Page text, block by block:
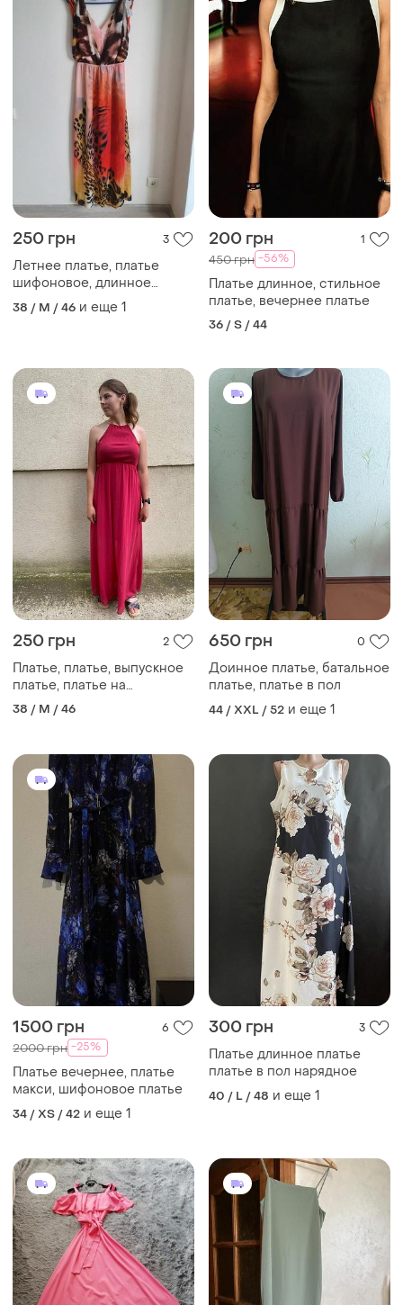
250 грн 3
Летнее платье, платье
шифоновое, длинное
платье
38 / M / 46 и еще 1
200 грн 1
450 грн -56%
Платье длинное, стильное
платье, вечернее платье
36 / S / 44
250 грн 2
Платье, платье, выпускное
платье, платье на
выпускной, вечернее
платье
38 / M / 46
650 грн 0
Доинное платье, батальное
платье, платье в пол
44 / XXL / 52 и еще 1
1500 грн 6
2000 грн -25%
Платье вечернее, платье
макси, шифоновое платье
34 / XS / 42 и еще 1
300 грн 3
Платье длинное платье
платье в пол нарядное
40 / L / 48 и еще 1